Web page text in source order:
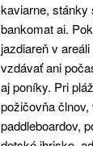
kaviarne, stánky
bankomat ai.
jazdiareň v
vzdávať ani
aj poníky. Pri
požičovňa
paddleboardov,